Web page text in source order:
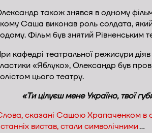
також знявся в одному
Саша виконав роль солдата,
Фільм був знятий Рівненським
кафедрі театральної режисури діяв
«Яблуко», Олександр був
цього театру.
«Ти цілуєш мене Україно, твої
сказані Сашою Храпаченком в
вистав, стали символічними…